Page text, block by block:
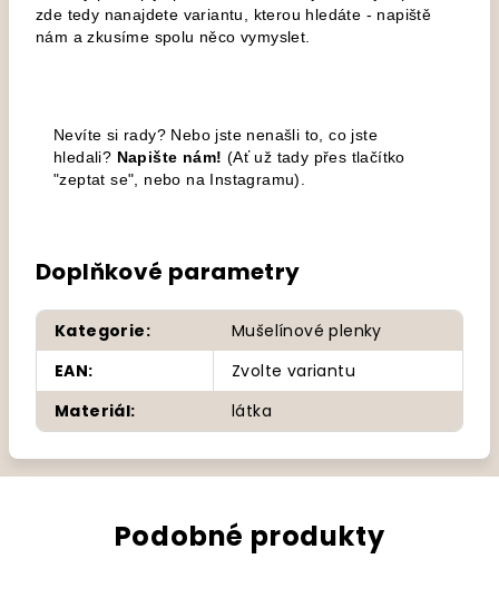
zde tedy nanajdete variantu, kterou hledáte - napiště
nám a zkusíme spolu něco vymyslet.
Nevíte si rady? Nebo jste nenašli to, co jste
hledali? Napište nám! (Ať už tady přes tlačítko
"zeptat se", nebo na Instagramu).
Doplňkové parametry
Kategorie:
Mušelínové plenky
EAN:
Zvolte variantu
Materiál: látka
Podobné produkty